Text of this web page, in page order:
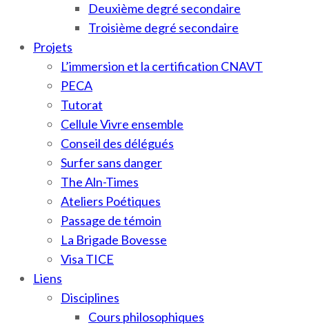
Deuxième degré secondaire
Troisième degré secondaire
Projets
L’immersion et la certification CNAVT
PECA
Tutorat
Cellule Vivre ensemble
Conseil des délégués
Surfer sans danger
The Aln-Times
Ateliers Poétiques
Passage de témoin
La Brigade Bovesse
Visa TICE
Liens
Disciplines
Cours philosophiques